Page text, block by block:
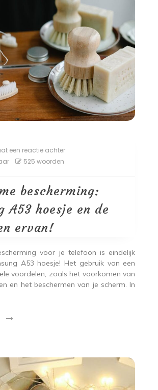
een reactie achterop
Samsung
A53
hoesje
en
525 woorden
bescherming:
A53 hoesje en de
ervan!
voor je telefoon is eindelijk
A53 hoesje! Het gebruik van een
voordelen, zoals het voorkomen van
en het beschermen van je scherm. In